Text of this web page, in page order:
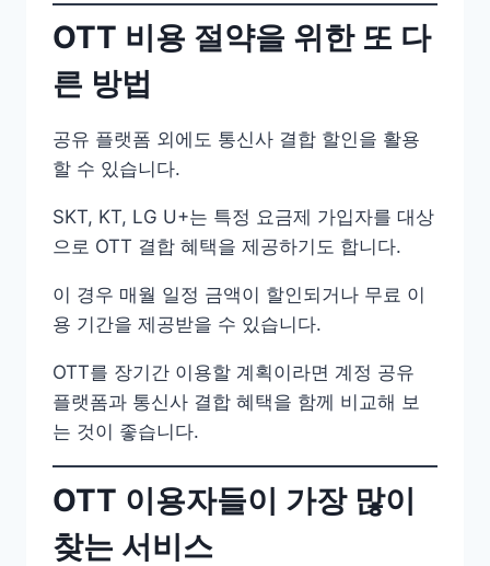
OTT 비용 절약을 위한 또 다
른 방법
공유 플랫폼 외에도 통신사 결합 할인을 활용
할 수 있습니다.
SKT, KT, LG U+는 특정 요금제 가입자를 대상
으로 OTT 결합 혜택을 제공하기도 합니다.
이 경우 매월 일정 금액이 할인되거나 무료 이
용 기간을 제공받을 수 있습니다.
OTT를 장기간 이용할 계획이라면 계정 공유
플랫폼과 통신사 결합 혜택을 함께 비교해 보
는 것이 좋습니다.
OTT 이용자들이 가장 많이
찾는 서비스